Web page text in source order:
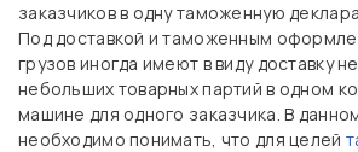
заказчиков в одну таможенную
Под доставкой и таможенным
грузов иногда имеют в виду доставку
небольших товарных партий в одном
машине для одного заказчика. В
необходимо понимать, что для целей